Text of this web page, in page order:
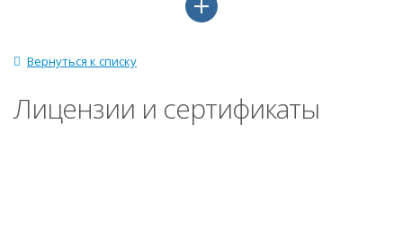
Вернуться к списку
Лицензии и сертификаты